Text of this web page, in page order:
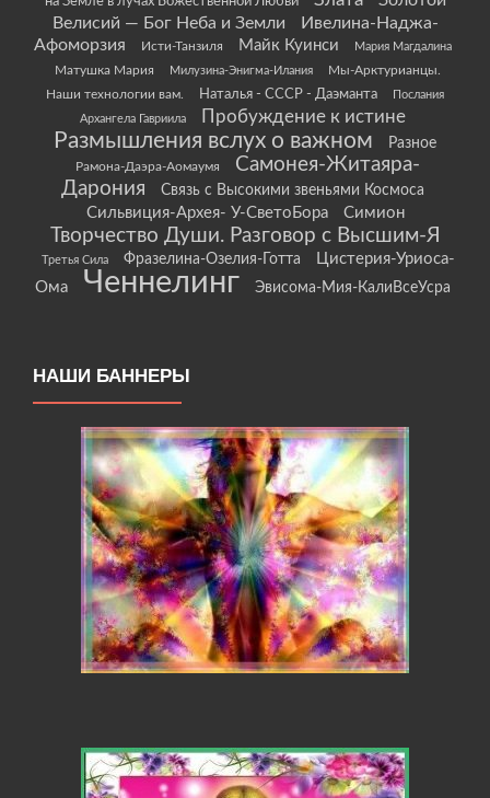
Велисий — Бог Неба и Земли
Ивелина-Наджа-
Афоморзия
Исти-Танзиля Майк Куинси Мария Магдалина
Матушка Мария Милузина-Энигма-Илания
Мы-Арктурианцы.
Наши технологии вам.
Наталья - СССР - Даэманта
Послания
Архангела Гавриила
Пробуждение к истине
Размышления вслух о важном Разное
Рамона-Даэра-Аомаумя
Самонея-Житаяра-
Дарония
Связь с Высокими звеньями Космоса
Сильвиция-Архея- У-СветоБора Симион
Творчество Души. Разговор с Высшим-Я
Третья Сила Фразелина-Озелия-Готта
Цистерия-Уриоса-
Ома
Ченнелинг Эвисома-Мия-КалиВсеУсра
НАШИ БАННЕРЫ